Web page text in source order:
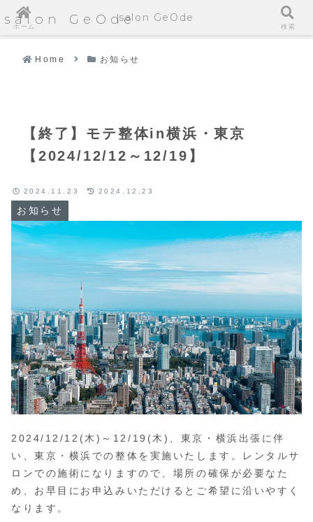
salon GeOde
Home お知らせ
【終了】モテ整体in横浜・東京
【2024/12/12～12/19】
お知らせ
2024.11.23 2024.12.23
2024/12/12(木)～12/19(木)、東京・横浜出張に伴
い、東京・横浜での整体を実施いたします。レンタルサ
ロンでの施術になりますので、場所の確保が必要なた
め、お早目にお申込みいただけるとご希望に沿いやすく
なります。
ホーム
salon GeOde
検索